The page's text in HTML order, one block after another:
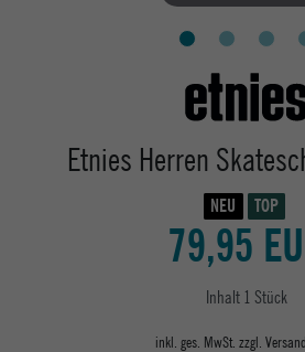
Etnies Herren
NEU TOP
79,95
Inhalt 1 Stück
inkl. ges. MwSt. zzgl.